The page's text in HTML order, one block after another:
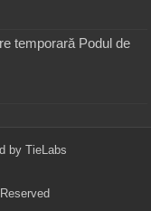
temporară Podul de
by TieLabs